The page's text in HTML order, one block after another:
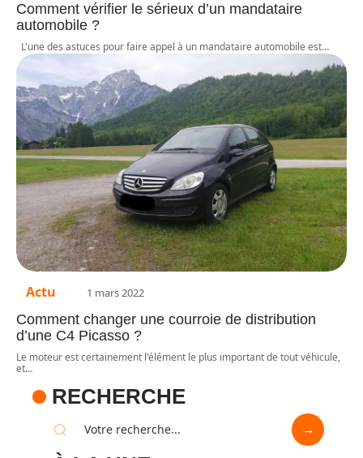
Comment vérifier le sérieux d’un mandataire
automobile ?
L'une des astuces pour faire appel à un mandataire automobile est…
Actu 1 mars 2022
Comment changer une courroie de distribution
d’une C4 Picasso ?
Le moteur est certainement l'élément le plus important de tout véhicule,
et…
RECHERCHE